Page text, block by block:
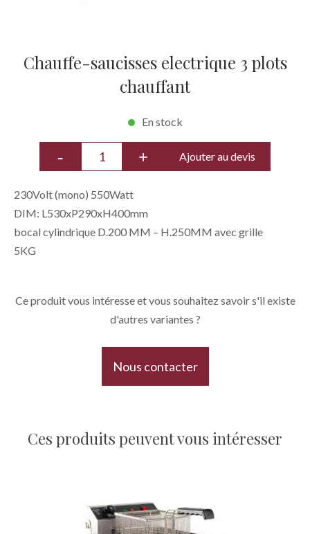
Chauffe-saucisses electrique 3 plots
chauffant
En stock
Ajouter au devis
230Volt (mono) 550Watt
DIM: ​L530xP290xH400mm
​bocal cylindrique D.200 MM – H.250MM avec grille
5KG
Ce produit vous intéresse et vous souhaitez savoir s'il existe
d'autres variantes ?
Nous contacter
Ces produits peuvent vous intéresser